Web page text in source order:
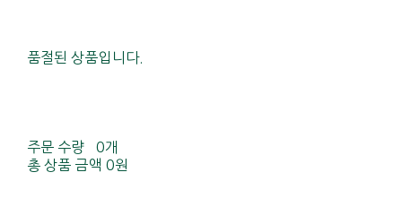
품절된 상품입니다.
주문 수량
0개
총 상품 금액 0원